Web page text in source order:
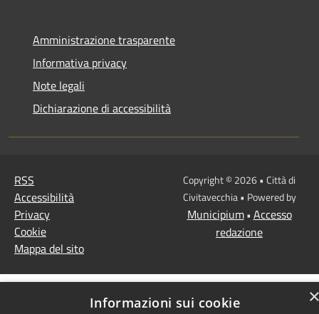
Amministrazione trasparente
Informativa privacy
Note legali
Dichiarazione di accessibilità
RSS
Accessibilità
Privacy
Cookie
Mappa del sito
Copyright © 2026 • Città di
Civitavecchia • Powered by
Municipium• Accesso
redazione
Informazioni sui cookie